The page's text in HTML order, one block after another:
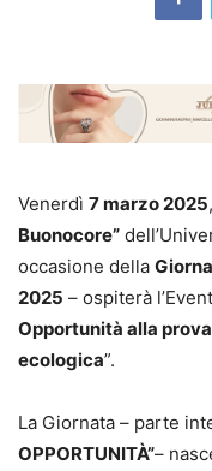
Venerdì 7 marzo 2025
Buonocore”
occasione della
2025 – ospiterà
Opportunità alla
ecologica”.
La Giornata – parte
OPPORTUNITÀ”–